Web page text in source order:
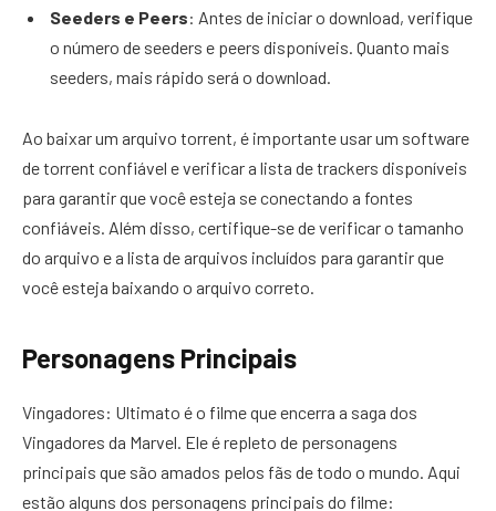
Seeders e Peers: Antes de iniciar o download, verifique
o número de seeders e peers disponíveis. Quanto mais
seeders, mais rápido será o download.
Ao baixar um arquivo torrent, é importante usar um software
de torrent confiável e verificar a lista de trackers disponíveis
para garantir que você esteja se conectando a fontes
confiáveis. Além disso, certifique-se de verificar o tamanho
do arquivo e a lista de arquivos incluídos para garantir que
você esteja baixando o arquivo correto.
Personagens Principais
Vingadores: Ultimato é o filme que encerra a saga dos
Vingadores da Marvel. Ele é repleto de personagens
principais que são amados pelos fãs de todo o mundo. Aqui
estão alguns dos personagens principais do filme: